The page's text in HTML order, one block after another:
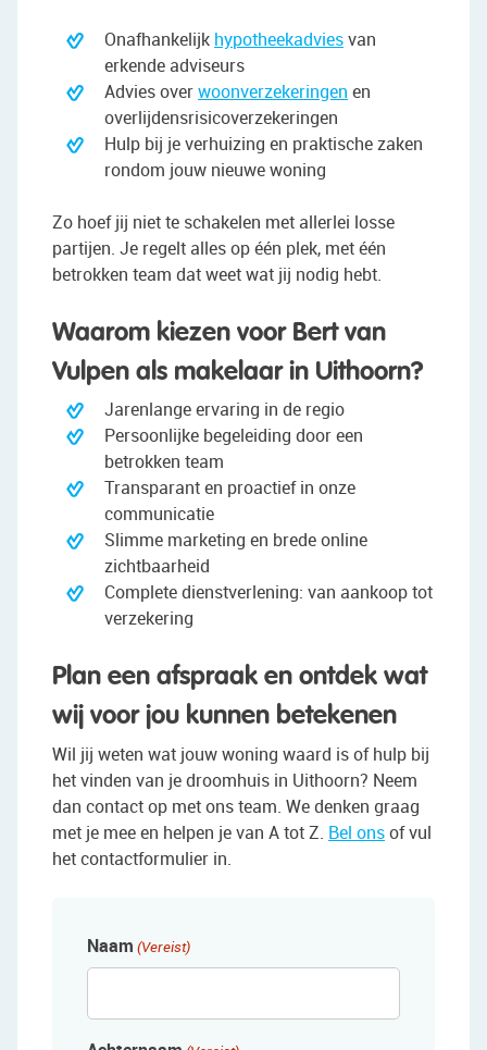
Onafhankelijk hypotheekadviesvan
erkende adviseurs
Advies overwoonverzekeringen en
overlijdensrisicoverzekeringen
Hulp bij je verhuizing en praktische zaken
rondom jouw nieuwe woning
Zo hoef jij niet te schakelen met allerlei losse
partijen. Je regelt alles op één plek, met één
betrokken team dat weet wat jij nodig hebt.
Waarom kiezen voor Bert van
Vulpen als makelaar in Uithoorn?
Jarenlange ervaring in de regio
Persoonlijke begeleiding door een
betrokken team
Transparant en proactief in onze
communicatie
Slimme marketing en brede online
zichtbaarheid
Complete dienstverlening: van aankoop tot
verzekering
Plan een afspraak en ontdek wat
wij voor jou kunnen betekenen
Wil jij weten wat jouw woning waard is of hulp bij
het vinden van je droomhuis in Uithoorn? Neem
dan contact op met ons team. We denken graag
met je mee en helpen je van A tot Z. Bel onsof vul
het contactformulier in.
Naam (Vereist)